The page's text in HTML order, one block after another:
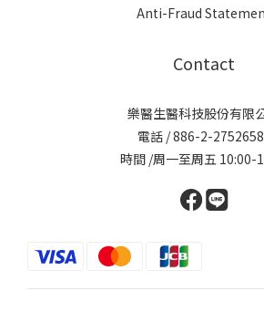
Anti-Fraud
Contact
樂醫生醫科技股份有限
電話 / 886-2-
時間 /周一至周五 10:00-